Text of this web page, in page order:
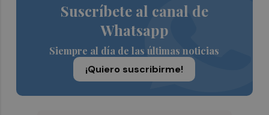
Suscríbete al canal de
Whatsapp
Siempre al día de las últimas noticias
¡Quiero suscribirme!